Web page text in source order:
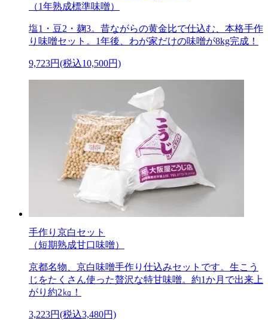
（1年熟成標準味噌）
塩1・豆2・麹3。昔ながらの黄金比で仕込む、本格手作
り味噌セット。1年後、わが家だけの味噌が8kg完成！
9,723円(税込10,500円)
手作り京白セット
（短期熟成甘口味噌）
京都名物、京白味噌手作り仕込みセットです。生こう
じをたくさん使った贅沢な特甘味噌。約1か月で出来上
がり約2㎏！
3,223円(税込3,480円)